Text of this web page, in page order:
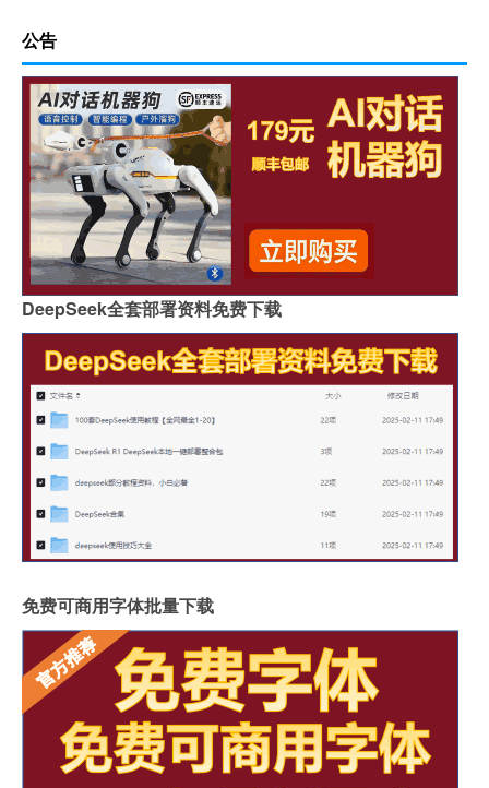
公告
DeepSeek全套部署资料免费下载
免费可商用字体批量下载